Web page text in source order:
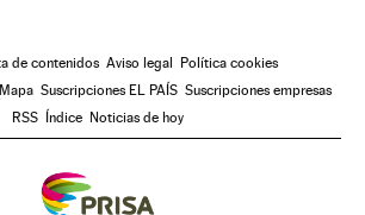
de contenidos Aviso legal
Política cookies
Mapa Suscripciones EL PAÍS Suscripciones empresas
RSS
Índice Noticias de hoy